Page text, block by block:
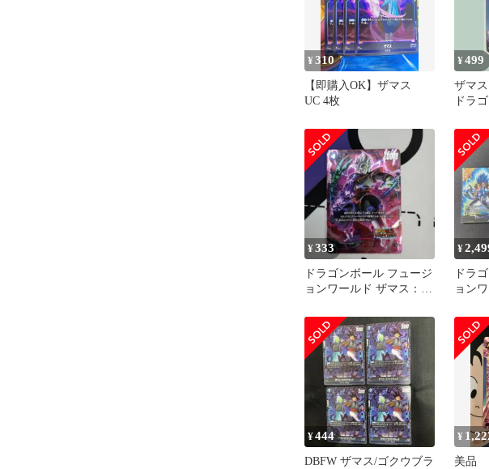
¥310
【即購入OK】ザマス
UC 4枚
¥499
ザマ
ドラ
¥333
ドラゴンボール フュージ
ョンワールド ザマス：合
¥
ドラ
ョン
¥444
DBFW ザマス/ゴクウブラ
¥
美品